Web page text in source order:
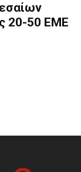
20-50 ΕΜΕ